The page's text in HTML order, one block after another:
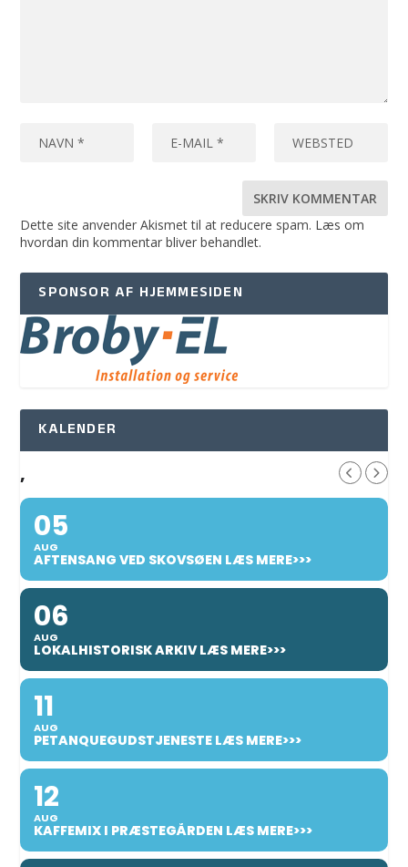
Dette site anvender Akismet til at reducere spam. Læs om
hvordan din kommentar bliver behandlet.
SPONSOR AF HJEMMESIDEN
KALENDER
,
05
AUG
AFTENSANG VED SKOVSØEN LÆS MERE>>>
06
AUG
LOKALHISTORISK ARKIV LÆS MERE>>>
11
AUG
PETANQUEGUDSTJENESTE LÆS MERE>>>
12
AUG
KAFFEMIX I PRÆSTEGÅRDEN LÆS MERE>>>